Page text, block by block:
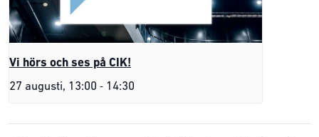
Vi hörs och ses på CIK!
27 augusti, 13:00 - 14:30